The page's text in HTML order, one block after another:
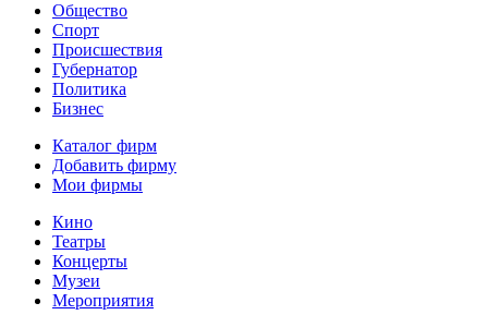
Общество
Спорт
Происшествия
Губернатор
Политика
Бизнес
Каталог фирм
Добавить фирму
Мои фирмы
Кино
Театры
Концерты
Музеи
Мероприятия